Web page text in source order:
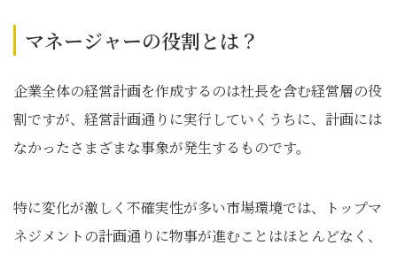
マネージャーの役割とは？
企業全体の経営計画を作成するのは社長を含む経営層の役
割ですが、経営計画通りに実行していくうちに、計画には
なかったさまざまな事象が発生するものです。
特に変化が激しく不確実性が多い市場環境では、トップマ
ネジメントの計画通りに物事が進むことはほとんどなく、